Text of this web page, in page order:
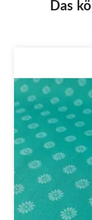
Das